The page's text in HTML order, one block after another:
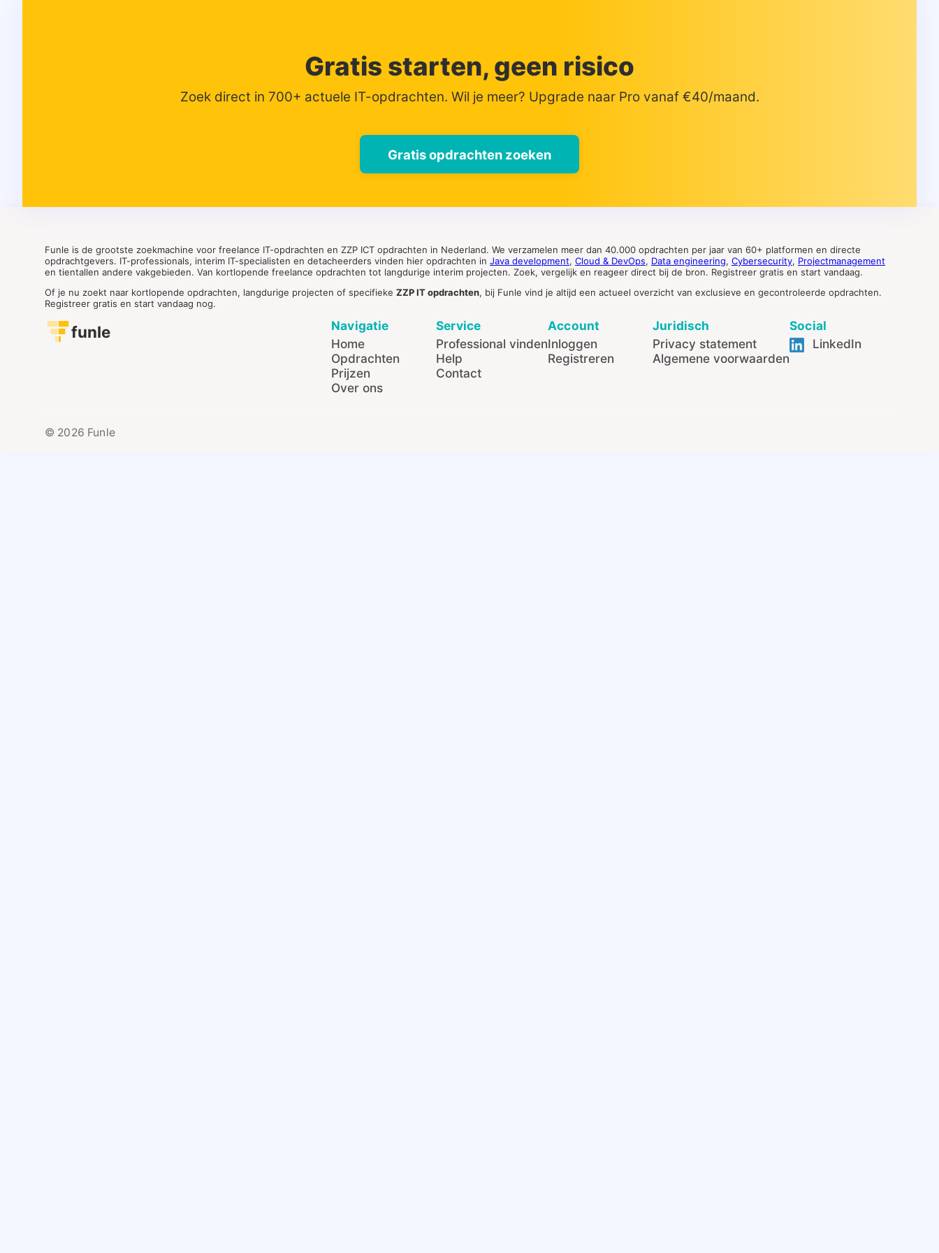
Gratis starten, geen risico
Zoek direct in 700+ actuele IT-opdrachten. Wil je meer? Upgrade naar Pro vanaf €40/maand.
Gratis opdrachten zoeken
Funle is de grootste zoekmachine voor freelance IT-opdrachten en ZZP ICT opdrachten in Nederland. We verzamelen meer dan 40.000 opdrachten per jaar van 60+ platformen en directe
opdrachtgevers. IT-professionals, interim IT-specialisten en detacheerders vinden hier opdrachten in Java development, Cloud & DevOps, Data engineering, Cybersecurity, Projectmanagement
en tientallen andere vakgebieden. Van kortlopende freelance opdrachten tot langdurige interim projecten. Zoek, vergelijk en reageer direct bij de bron. Registreer gratis en start vandaag.
Of je nu zoekt naar kortlopende opdrachten, langdurige projecten of specifieke ZZP IT opdrachten, bij Funle vind je altijd een actueel overzicht van exclusieve en gecontroleerde opdrachten.
Registreer gratis en start vandaag nog.
funle
Navigatie
Home
Opdrachten
Prijzen
Over ons
Service
Professional vinden
Help
Contact
Account
Inloggen
Registreren
Juridisch
Privacy statement
Algemene voorwaarden
Social
LinkedIn
© 2026 Funle